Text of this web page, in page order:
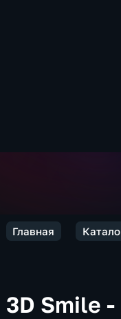
Главная
3D Smile -